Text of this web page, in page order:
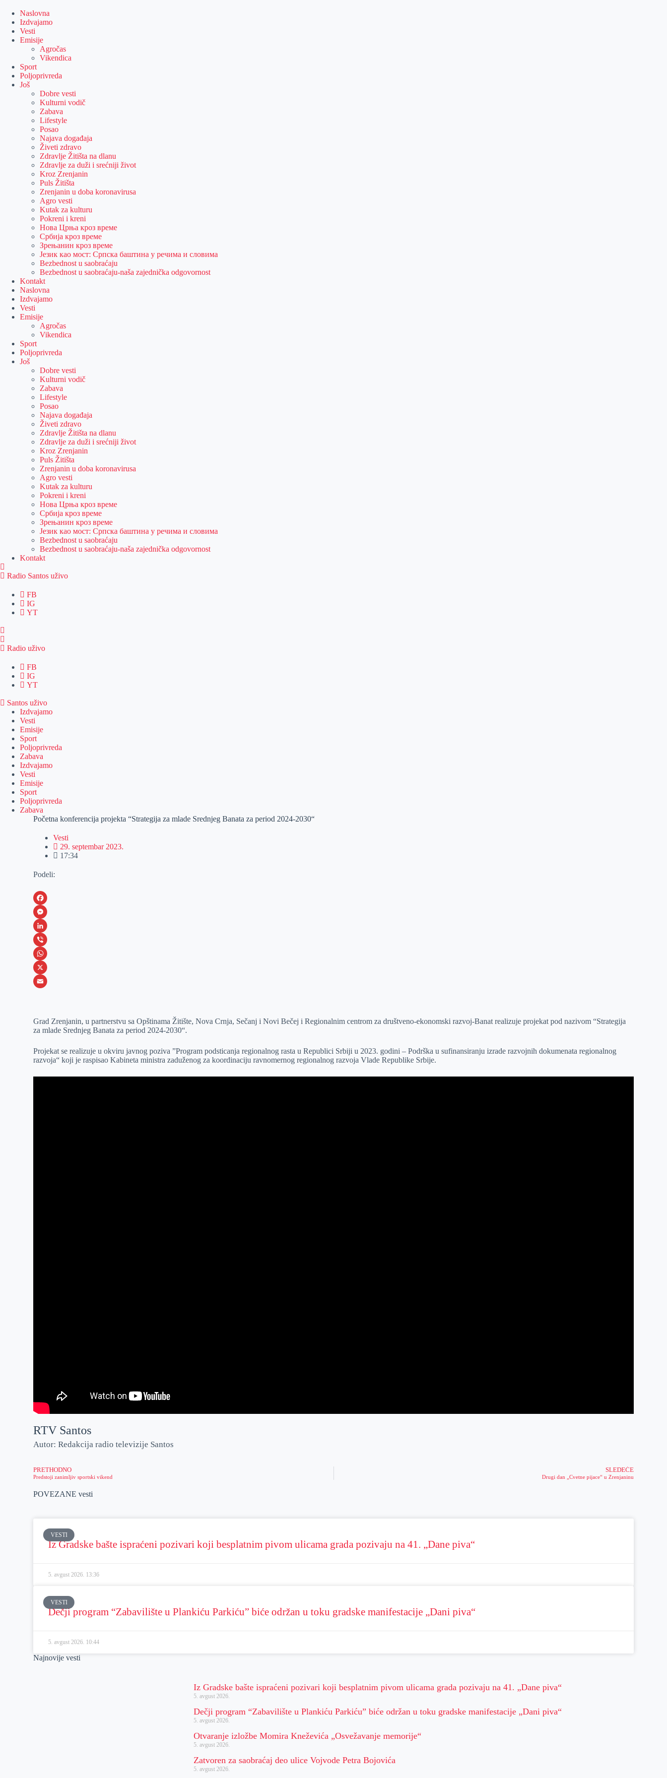
content
Naslovna
Izdvajamo
Vesti
Emisije
Agročas
Vikendica
Sport
Poljoprivreda
Još
Dobre vesti
Kulturni vodič
Zabava
Lifestyle
Posao
Najava događaja
Živeti zdravo
Zdravlje Žitišta na dlanu
Zdravlje za duži i srećniji život
Kroz Zrenjanin
Puls Žitišta
Zrenjanin u doba koronavirusa
Agro vesti
Kutak za kulturu
Pokreni i kreni
Нова Црња кроз време
Србија кроз време
Зрењанин кроз време
Језик као мост: Српска баштина у речима и словима
Bezbednost u saobraćaju
Bezbednost u saobraćaju-naša zajednička odgovornost
Kontakt
Naslovna
Izdvajamo
Vesti
Emisije
Agročas
Vikendica
Sport
Poljoprivreda
Još
Dobre vesti
Kulturni vodič
Zabava
Lifestyle
Posao
Najava događaja
Živeti zdravo
Zdravlje Žitišta na dlanu
Zdravlje za duži i srećniji život
Kroz Zrenjanin
Puls Žitišta
Zrenjanin u doba koronavirusa
Agro vesti
Kutak za kulturu
Pokreni i kreni
Нова Црња кроз време
Србија кроз време
Зрењанин кроз време
Језик као мост: Српска баштина у речима и словима
Bezbednost u saobraćaju
Bezbednost u saobraćaju-naša zajednička odgovornost
Kontakt
Radio Santos uživo
FB
IG
YT
Radio uživo
FB
IG
YT
Santos uživo
Izdvajamo
Vesti
Emisije
Sport
Poljoprivreda
Zabava
Izdvajamo
Vesti
Emisije
Sport
Poljoprivreda
Zabava
Početna konferencija projekta “Strategija za mlade Srednjeg Banata za period 2024-2030“
Vesti
29. septembar 2023.
17:34
Podeli:
F
a
c
e
b
o
M
e
s
s
e
e
L
i
n
k
I
V
i
b
W
h
s
p
p
X
a
l
Grad Zrenjanin, u partnerstvu sa Opštinama Žitište, Nova Crnja, Sečanj i Novi Bečej i Regionalnim centrom za društveno-ekonomski razvoj-Banat realizuje projekat pod nazivom “Strategija
za mlade Srednjeg Banata za period 2024-2030“.
Projekat se realizuje u okviru javnog poziva ”Program podsticanja regionalnog rasta u Republici Srbiji u 2023. godini – Podrška u sufinansiranju izrade razvojnih dokumenata regionalnog
razvoja“ koji je raspisao Kabineta ministra zaduženog za koordinaciju ravnomernog regionalnog razvoja Vlade Republike Srbije.
RTV Santos
Autor: Redakcija radio televizije Santos
PRETHODNO
Predstoji zanimljiv sportski vikend
SLEDEĆE
Drugi dan „Cvetne pijace“ u Zrenjaninu
POVEZANE vesti
VESTI
Iz Gradske bašte ispraćeni pozivari koji besplatnim pivom ulicama grada pozivaju na 41. „Dane piva“
5. avgust 2026. 13:36
VESTI
Dečji program “Zabavilište u Plankiću Parkiću” biće održan u toku gradske manifestacije „Dani piva“
5. avgust 2026. 10:44
Najnovije vesti
Iz Gradske bašte ispraćeni pozivari koji besplatnim pivom ulicama grada pozivaju na 41. „Dane piva“
5. avgust 2026.
Dečji program “Zabavilište u Plankiću Parkiću” biće održan u toku gradske manifestacije „Dani piva“
5. avgust 2026.
Otvaranje izložbe Momira Kneževića „Osvežavanje memorije“
5. avgust 2026.
Zatvoren za saobraćaj deo ulice Vojvode Petra Bojovića
5. avgust 2026.